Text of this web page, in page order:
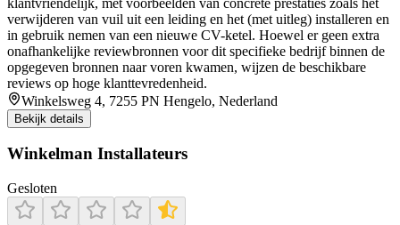
verwijderen van vuil uit een leiding en het (met uitleg) installeren en
in gebruik nemen van een nieuwe CV-ketel. Hoewel er geen extra
onafhankelijke reviewbronnen voor dit specifieke bedrijf binnen de
opgegeven bronnen naar voren kwamen, wijzen de beschikbare
reviews op hoge klanttevredenheid.
Winkelsweg 4, 7255 PN Hengelo, Nederland
Bekijk details
Winkelman Installateurs
Gesloten